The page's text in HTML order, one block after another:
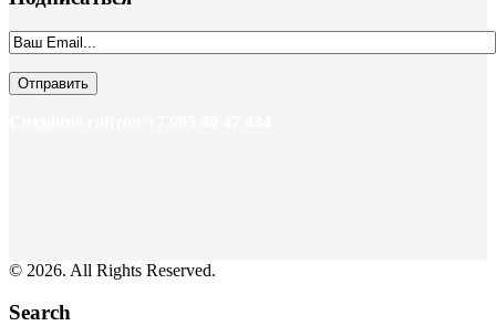
© 2026. All Rights Reserved.
Search